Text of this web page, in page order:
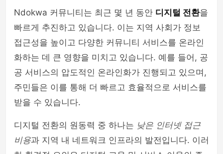
Ndokwa 커뮤니티는 최근 몇 년 동안 디지털 전환을
빠르게 추진하고 있습니다. 이는 지역 사회가 정보
접근성을 높이고 다양한 커뮤니티 서비스를 온라인
화하는 데 큰 영향을 미치고 있습니다. 예를 들어, 공
공 서비스의 압도적인 온라인화가 진행되고 있으며,
주민들은 이를 통해 더 빠르고 효율적으로 서비스를
받을 수 있습니다.
디지털 전환의 원동력 중 하나는 낮은 인터넷 접근
비용과 지역 내 네트워크 인프라의 발전입니다. 이러